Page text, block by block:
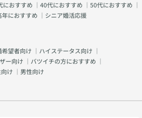
におすすめ ｜ 40代におすすめ ｜ 50代におすすめ ｜
年におすすめ ｜ シニア婚活応援
希望者向け ｜ ハイステータス向け ｜
ー向け ｜ バツイチの方におすすめ ｜
け ｜ 男性向け